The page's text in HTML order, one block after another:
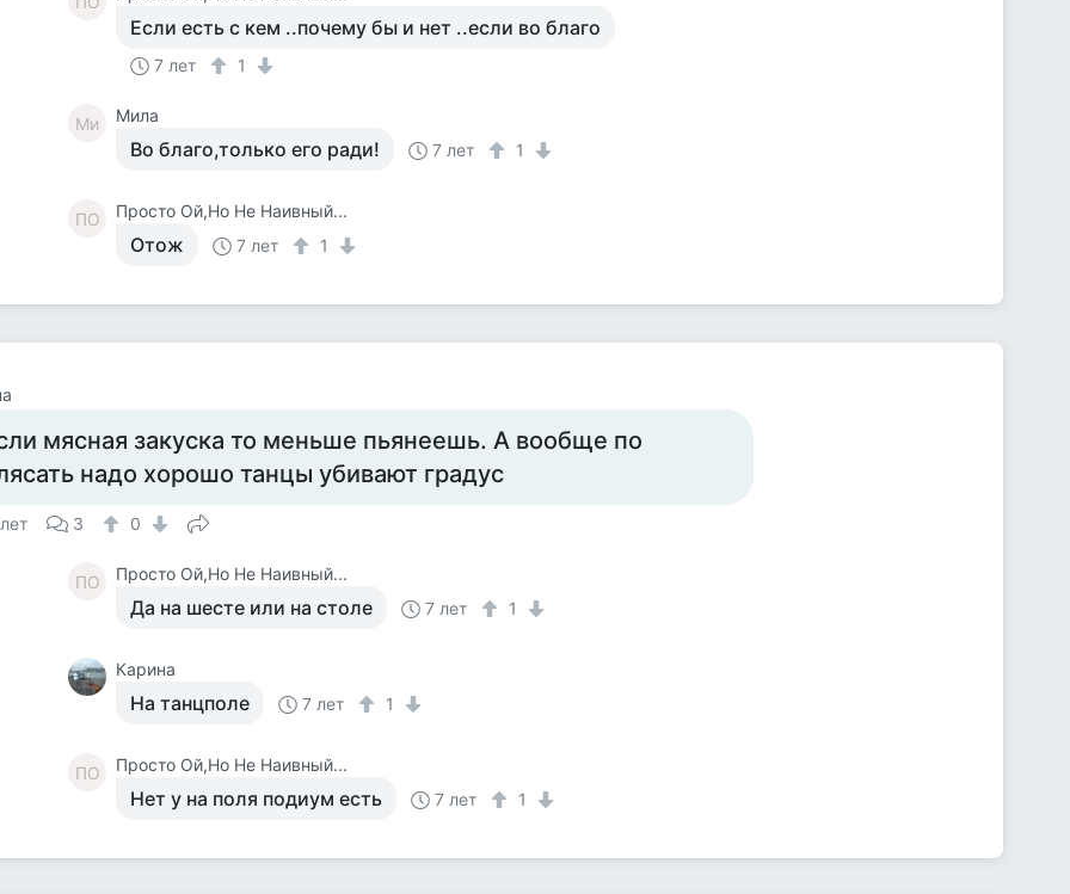
Если есть с кем ..почему бы и нет ..если во благо
7 лет 1
Ми Мила
Во благо,только его ради! 7 лет 1
ПО Просто Ой,Но Не Наивный...
Отож 7 лет 1
мясная закуска то меньше пьянеешь. А вообще по
надо хорошо танцы убивают градус
3 0
ПО Просто Ой,Но Не Наивный...
Да на шесте или на столе 7 лет 1
Карина
На танцполе 7 лет 1
ПО Просто Ой,Но Не Наивный...
Нет у на поля подиум есть 7 лет 1